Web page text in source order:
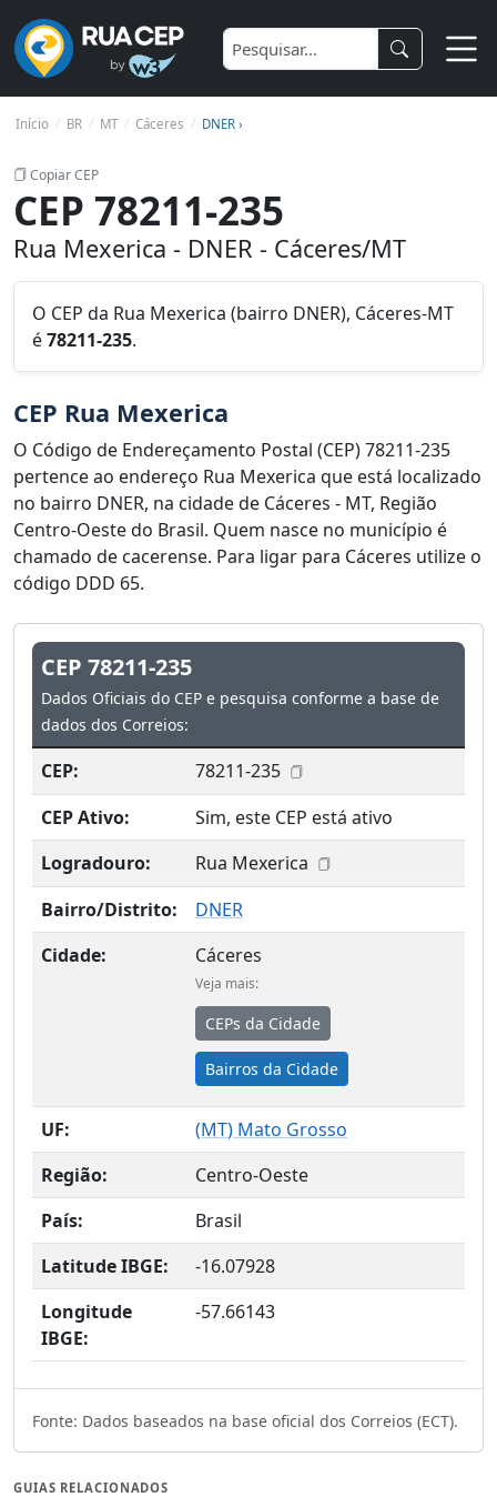
Início BR MT Cáceres DNER ›
Copiar CEP
CEP 78211-235
Rua Mexerica - DNER - Cáceres/MT
O CEP da Rua Mexerica (bairro DNER), Cáceres-MT
é78211-235.
CEP Rua Mexerica
O Código de Endereçamento Postal (CEP) 78211-235
pertence ao endereço Rua Mexerica que está localizado
no bairro DNER, na cidade de Cáceres - MT, Região
Centro-Oeste do Brasil. Quem nasce no município é
chamado de cacerense. Para ligar para Cáceres utilize o
código DDD 65.
CEP 78211-235
Dados Oficiais do CEP e pesquisa conforme a base de
dados dos Correios:
CEP:
78211-235
CEP Ativo:
Sim, este CEP está ativo
Logradouro:
Rua Mexerica
Bairro/Distrito:
DNER
Cidade:
Cáceres
Veja mais:
CEPs da Cidade
Bairros da Cidade
UF: (MT) Mato Grosso
Região:
Centro-Oeste
País:
Brasil
Latitude IBGE:
-16.07928
Longitude
IBGE:
-57.66143
Fonte: Dados baseados na base oficial dos Correios (ECT).
GUIAS RELACIONADOS